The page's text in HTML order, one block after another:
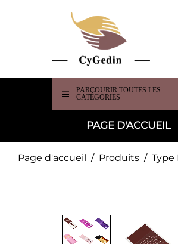
PARCOURIR TOUTES LES
CATÉGORIES
PAGE D'ACCUEIL
Page d'accueil / Produits / Type